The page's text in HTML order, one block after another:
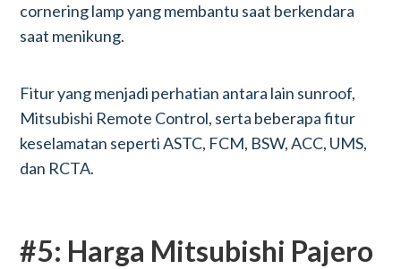
cornering lamp yang membantu saat berkendara
saat menikung.
Fitur yang menjadi perhatian antara lain sunroof,
Mitsubishi Remote Control, serta beberapa fitur
keselamatan seperti ASTC, FCM, BSW, ACC, UMS,
dan RCTA.
#5: Harga Mitsubishi Pajero